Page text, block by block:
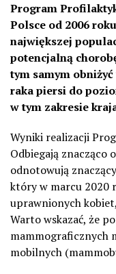
Program
Polsce od 2006
największej
potencjalną
tym samym
raka piersi do
w tym zakresie
Wyniki realizacji
Odbiegają znacząco
odnotowują
który w marcu 2020
uprawnionych
Warto wskazać, że
mammograficznych
mobilnych